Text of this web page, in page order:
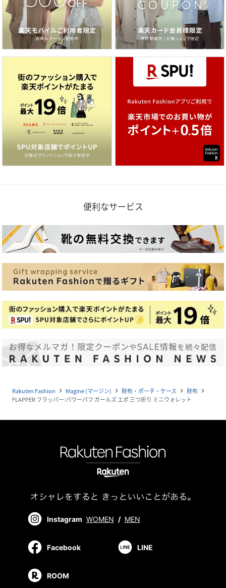
便利なサービス
Rakuten Fashion navigate_next Magine (マージン) navigate_next 財布・ポーチ・ケース navigate_next 財布 navigate_next
FLAPPER フラッパー:パワーパフ ガールズ エポ 三つ折り ミニウォレット
Instagram WOMEN / MEN
Facebook LINE
ROOM